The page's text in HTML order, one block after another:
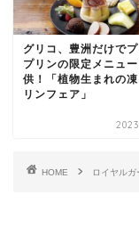
グリコ、豊洲だけで
プリンの限定メニュ
供！「植物生まれの
リンフェア」
2023
HOME ロイヤル